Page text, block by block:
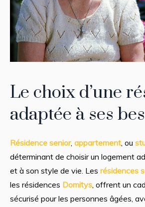
Le choix d’une
adaptée à ses
Résidence senior, appartement, ou
déterminant de choisir un logement
et à son style de vie. Les résidences
les résidences Domitys, offrent un
sécurisé pour les personnes âgées,